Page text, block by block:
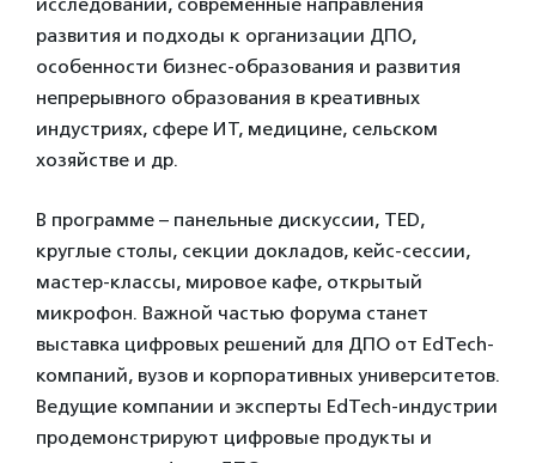
развития и подходы к организации ДПО,
особенности бизнес-образования и развития
непрерывного образования в креативных
индустриях, сфере ИТ, медицине, сельском
хозяйстве и др.
В программе – панельные дискуссии, TED,
круглые столы, секции докладов, кейс-сессии,
мастер-классы, мировое кафе, открытый
микрофон. Важной частью форума станет
выставка цифровых решений для ДПО от EdTech-
компаний, вузов и корпоративных университетов.
Ведущие компании и эксперты EdTech-индустрии
продемонстрируют цифровые продукты и